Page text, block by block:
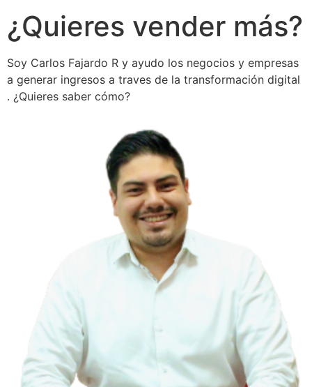
¿Quieres vender más?
Soy Carlos Fajardo R y ayudo los negocios y empresas
a generar ingresos a traves de la transformación digital
. ¿Quieres saber cómo?